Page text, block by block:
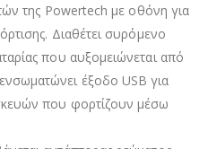
της Powertech με οθόνη για
Διαθέτει συρόμενο
που αυξομειώνεται από
έξοδο USB για
που φορτίζουν μέσω